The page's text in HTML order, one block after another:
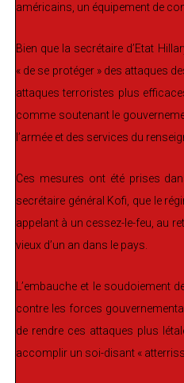
américains, un équipement de
Bien que la secrétaire d’Etat
« de se protéger » des attaques
attaques terroristes plus
comme soutenant le
l’armée et des services du
Ces mesures ont été prises
secrétaire général Kofi, que le
appelant à un cessez-le-feu, au
vieux d’un an dans le pays.
L’embauche et le soudoiement
contre les forces
de rendre ces attaques plus
accomplir un soi-disant «